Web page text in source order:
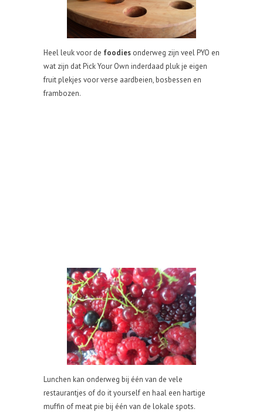
Heel leuk voor de foodies onderweg zijn veel PYO en
wat zijn dat Pick Your Own inderdaad pluk je eigen
fruit plekjes voor verse aardbeien, bosbessen en
frambozen.
Lunchen kan onderweg bij één van de vele
restaurantjes of do it yourself en haal een hartige
muffin of meat pie bij één van de lokale spots.